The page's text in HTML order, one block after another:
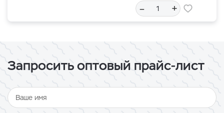
– +
Запросить оптовый прайс-лист